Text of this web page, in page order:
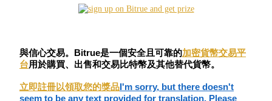
成為跟單交易員
與信心交易。Bitrue是一個安全且可靠的加密貨幣交易平
台用於購買、出售和交易比特幣及其他替代貨幣。
立即註冊以領取您的獎品I'm sorry, but there doesn't
seem to be any text provided for translation. Please